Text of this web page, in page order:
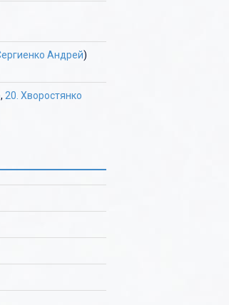
Андрей)
, 20. Хворостянко